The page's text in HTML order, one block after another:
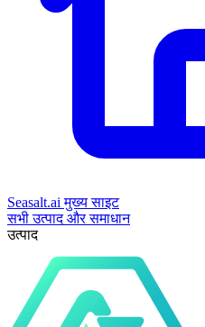
Seasalt.ai मुख्य साइट
सभी उत्पाद और समाधान
उत्पाद